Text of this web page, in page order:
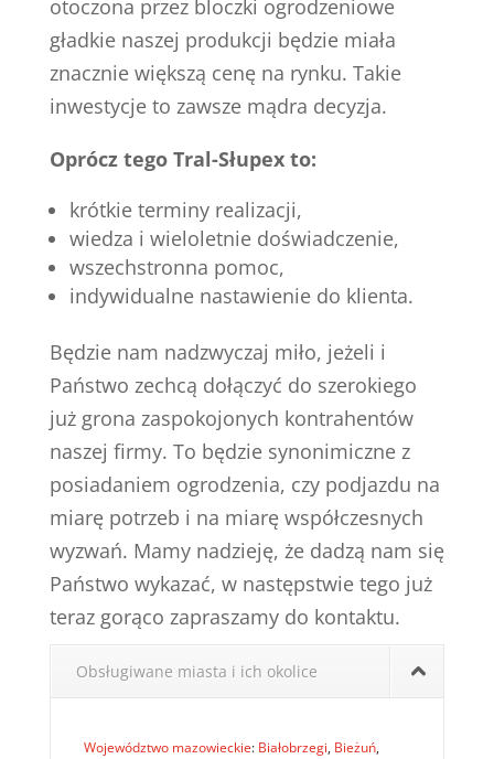
otoczona przez bloczki ogrodzeniowe
gładkie naszej produkcji będzie miała
znacznie większą cenę na rynku. Takie
inwestycje to zawsze mądra decyzja.
Oprócz tego Tral-Słupex to:
krótkie terminy realizacji,
wiedza i wieloletnie doświadczenie,
wszechstronna pomoc,
indywidualne nastawienie do klienta.
Będzie nam nadzwyczaj miło, jeżeli i
Państwo zechcą dołączyć do szerokiego
już grona zaspokojonych kontrahentów
naszej firmy. To będzie synonimiczne z
posiadaniem ogrodzenia, czy podjazdu na
miarę potrzeb i na miarę współczesnych
wyzwań. Mamy nadzieję, że dadzą nam się
Państwo wykazać, w następstwie tego już
teraz gorąco zapraszamy do kontaktu.
Obsługiwane miasta i ich okolice
Województwo mazowieckie: Białobrzegi, Bieżuń,